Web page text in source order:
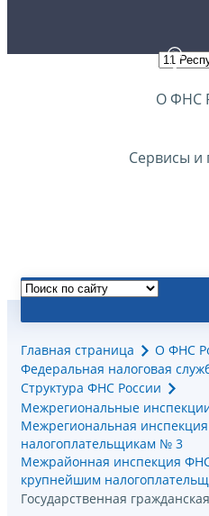
О ФНС
Сервисы и
Главная страница
О ФНС
Федеральная налоговая
Структура ФНС России
Межрегиональные
Межрегиональная
налогоплательщикам № 3
Межрайонная инспекция
крупнейшим
Государственная